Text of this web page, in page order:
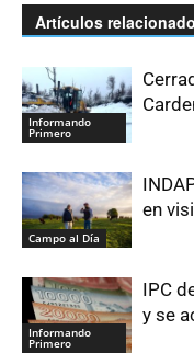
Artículos
Informando
Primero
Campo al Día
en
Informando
Primero
IPC
y se